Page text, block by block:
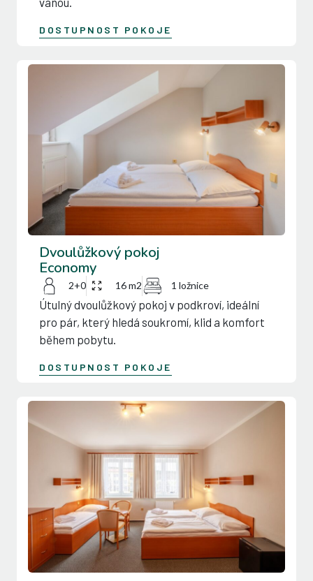
DOSTUPNOST POKOJE
Dvoulůžkový pokoj
Economy
2+0 16 m2 1 ložnice
Útulný dvoulůžkový pokoj v podkroví, ideální
pro pár, který hledá soukromí, klid a komfort
během pobytu.
DOSTUPNOST POKOJE